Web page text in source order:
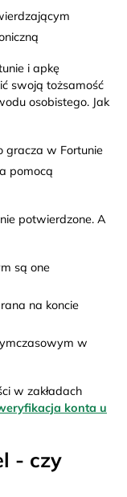
i apkę
swoją tożsamość
osobistego. Jak
gracza w Fortunie
pomocą
potwierdzone. A
są one
na koncie
w
w zakładach
konta u
- czy